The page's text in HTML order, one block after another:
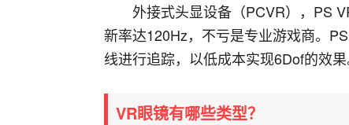
外接式头显设备（PCVR），PS
新率达120Hz，不亏是专业游戏商。
线进行追踪，以低成本实现6Dof的效果
VR眼镜有哪些类型？